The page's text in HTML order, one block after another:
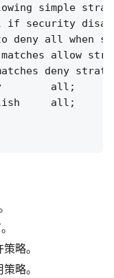
simple
if security
deny all when
allow
deny
all;
all;
略。
略。